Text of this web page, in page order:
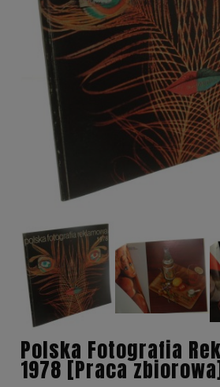
Polska Fotografia
1978 [Praca